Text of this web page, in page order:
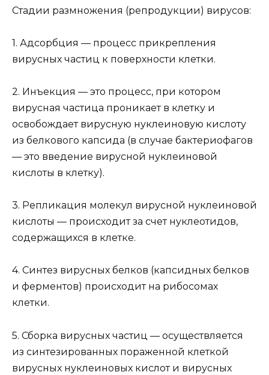
Стадии размножения (репродукции) вирусов:
1. Адсорбция — процесс прикрепления
вирусных частиц к поверхности клетки.
2. Инъекция — это процесс, при котором
вирусная частица проникает в клетку и
освобождает вирусную нуклеиновую кислоту
из белкового капсида (в случае бактериофагов
— это введение вирусной нуклеиновой
кислоты в клетку).
3. Репликация молекул вирусной нуклеиновой
кислоты — происходит за счет нуклеотидов,
содержащихся в клетке.
4. Синтез вирусных белков (капсидных белков
и ферментов) происходит на рибосомах
клетки.
5. Сборка вирусных частиц — осуществляется
из синтезированных пораженной клеткой
вирусных нуклеиновых кислот и вирусных